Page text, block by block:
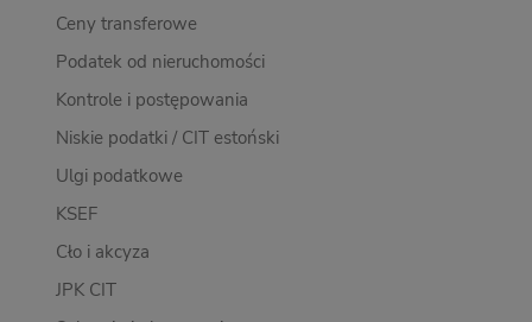
Ceny transferowe
Podatek od nieruchomości
Kontrole i postępowania
Niskie podatki / CIT estoński
Ulgi podatkowe
KSEF
Cło i akcyza
JPK CIT